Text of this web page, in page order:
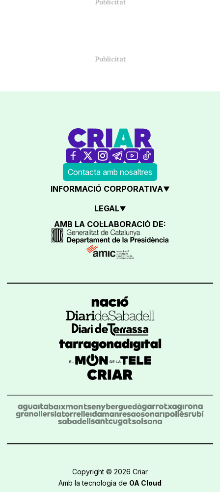
Contacta amb nosaltres
INFORMACIÓ CORPORATIVA
LEGAL
AMB LA COL·LABORACIÓ DE:
Copyright © 2026 Criar
Amb la tecnologia de OA Cloud